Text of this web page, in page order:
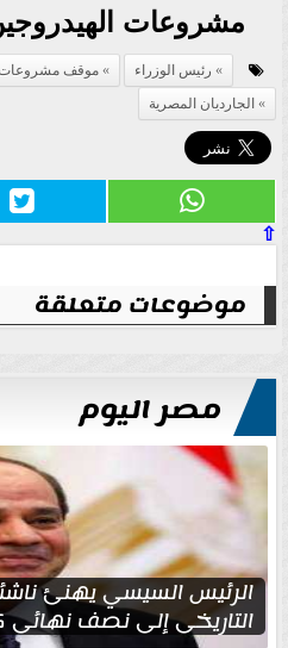
مشروعات
رئيس الوزراء
موقف مشروعات
الجارديان المصرية
⇧
موضوعات متعلقة
مصر اليوم
الرئيس السيسي يهنئ
التاريخي إلى نصف نهائي